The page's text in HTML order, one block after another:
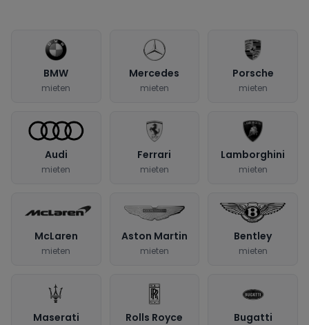
BMW
mieten
Mercedes
mieten
Porsche
mieten
Audi
mieten
Ferrari
mieten
Lamborghini
mieten
McLaren
mieten
Aston Martin
mieten
Bentley
mieten
Maserati Rolls Royce Bugatti